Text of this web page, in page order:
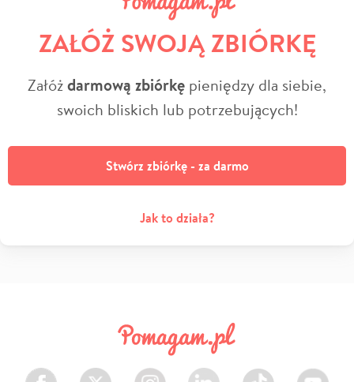
ZAŁÓŻ SWOJĄ ZBIÓRKĘ
Załóżdarmową zbiórkę pieniędzy dla siebie,
swoich bliskich lub potrzebujących!
Stwórz zbiórkę - za darmo
Jak to działa?
Facebook Twitter Instagram LinkedIn TikTok Youtube